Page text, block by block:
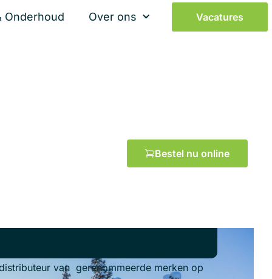
Vacatures
Onderhoud Over ons
Bestel nu online
van gerenommeerde merken op